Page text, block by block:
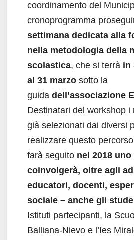
coordinamento del
cronoprogramma
settimana dedicata alla
nella metodologia della
scolastica, che si terrà in
al 31 marzo sotto la
guida dell’associazione
Destinatari del workshop i
già selezionati dai diversi
realizzare questo
farà seguito nel 2018
coinvolgerà, oltre agli
educatori, docenti,
sociale – anche gli
Istituti partecipanti, la
Balliana-Nievo e l’Ies